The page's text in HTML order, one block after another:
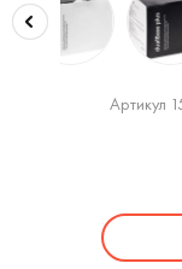
Артикул